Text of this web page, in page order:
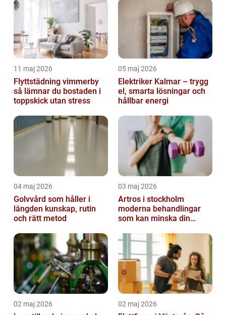
11 maj 2026
Flyttstädning vimmerby
så lämnar du bostaden i
toppskick utan stress
05 maj 2026
Elektriker Kalmar – trygg
el, smarta lösningar och
hållbar energi
04 maj 2026
Golvvård som håller i
längden kunskap, rutin
och rätt metod
03 maj 2026
Artros i stockholm
moderna behandlingar
som kan minska din
02 maj 2026 02 maj 2026